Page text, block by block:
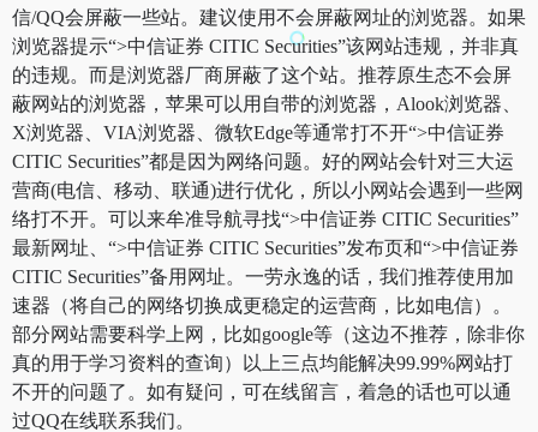
信/QQ会屏蔽一些站。建议使用不会屏蔽网址的浏览器。如果
浏览器提示“>中信证券 CITIC Securities”该网站违规，并非真
的违规。而是浏览器厂商屏蔽了这个站。推荐原生态不会屏
蔽网站的浏览器，苹果可以用自带的浏览器，Alook浏览器、
X浏览器、VIA浏览器、微软Edge等通常打不开“>中信证券
CITIC Securities”都是因为网络问题。好的网站会针对三大运
营商(电信、移动、联通)进行优化，所以小网站会遇到一些网
络打不开。可以来牟准导航寻找“>中信证券 CITIC Securities”
最新网址、“>中信证券 CITIC Securities”发布页和“>中信证券
CITIC Securities”备用网址。一劳永逸的话，我们推荐使用加
速器（将自己的网络切换成更稳定的运营商，比如电信）。
部分网站需要科学上网，比如google等（这边不推荐，除非你
真的用于学习资料的查询）以上三点均能解决99.99%网站打
不开的问题了。如有疑问，可在线留言，着急的话也可以通
过QQ在线联系我们。